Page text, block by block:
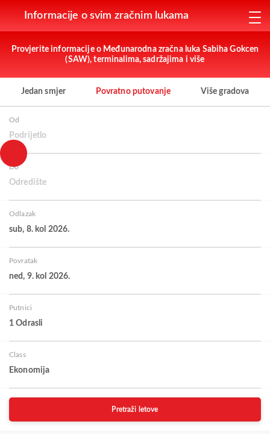
Informacije o svim zračnim lukama
Provjerite informacije o Međunarodna zračna luka Sabiha Gokcen
(SAW), terminalima, sadržajima i više
Jedan smjer Povratno putovanje Više gradova
Od
Podrijetlo
Do
Odredište
Odlazak
sub, 8. kol 2026.
Povratak
ned, 9. kol 2026.
Putnici
1 Odrasli
Class
Ekonomija
Pretraži letove